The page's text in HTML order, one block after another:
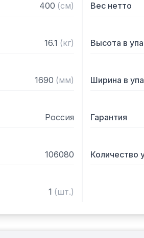
400 (см) Вес нетто
16.1 (кг) Высота в
1690 (мм) Ширина в
Россия Гарантия
106080 Количество
1 (шт.)